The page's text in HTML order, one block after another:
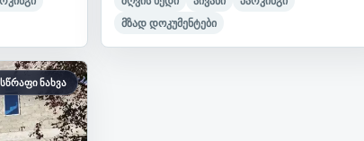
მზად დოკუმენტები
სწრაფი ნახვა